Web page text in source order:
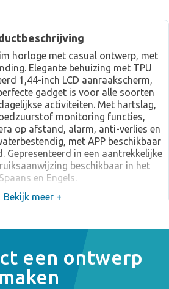
horloge met casual ontwerp, met
Elegante behuizing met TPU
1,44-inch LCD aanraakscherm,
gadget is voor alle soorten
activiteiten. Met hartslag,
monitoring functies,
op afstand, alarm, anti-verlies en
met APP beschikbaar
Gepresenteerd in een aantrekkelijke
beschikbaar in het
Spaans en Engels.
Bekijk meer +
een ontwerp
maken